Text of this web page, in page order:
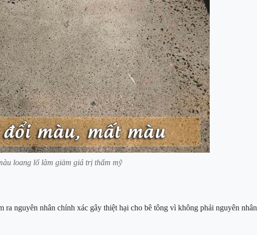
loang lổ làm giảm giá trị thẩm mỹ
nguyên nhân chính xác gây thiệt hại cho bê tông vì không phải nguyên